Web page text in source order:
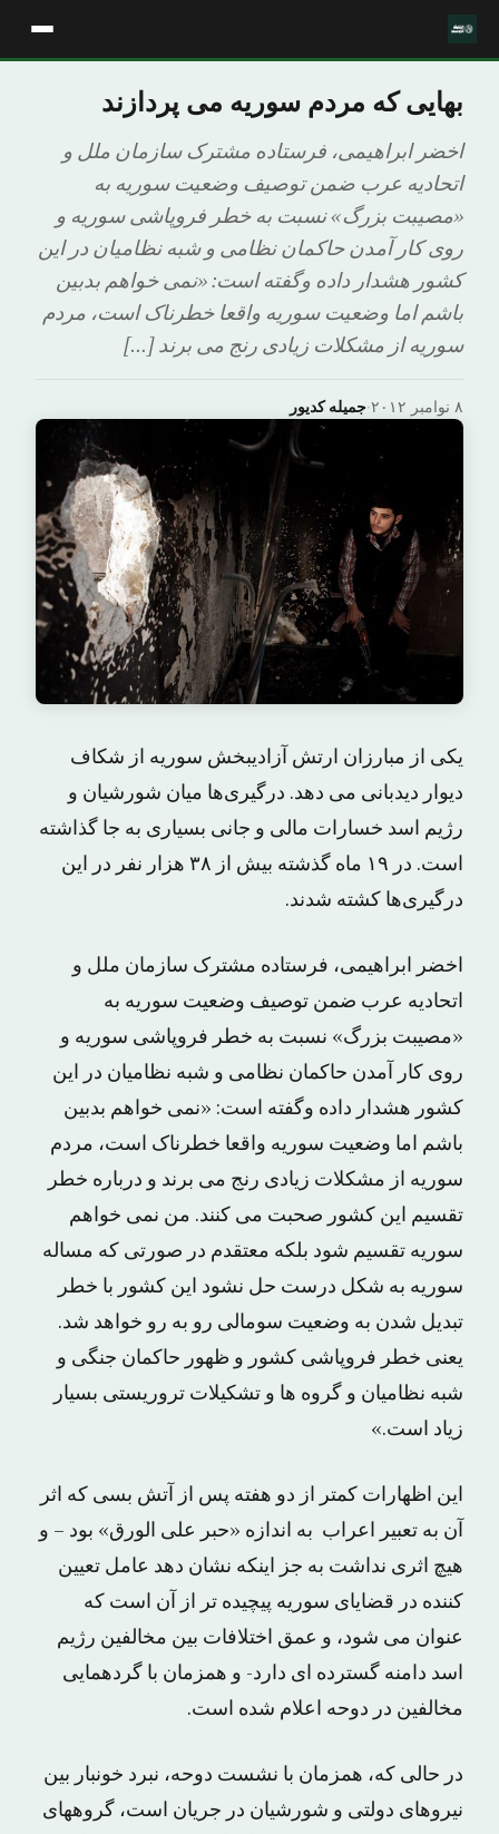
بهایی که مردم سوریه می پردازند
اخضر ابراهیمی، فرستاده مشترک سازمان ملل و
اتحادیه عرب ضمن توصیف وضعیت سوریه به
«مصیبت بزرگ» نسبت به خطر فروپاشی سوریه و
روی کار آمدن حاکمان نظامی و شبه نظامیان در این
کشور هشدار داده وگفته است: «نمی خواهم بدبین
باشم اما وضعیت سوریه واقعا خطرناک است، مردم
سوریه از مشکلات زیادی رنج می برند […]
جمیله کدیور· ۸ نوامبر ۲۰۱۲
یکی از مبارزان ارتش آزادیبخش سوریه از شکاف
دیوار دیدبانی می دهد. درگیری‌ها میان شورشیان و
رژیم اسد خسارات مالی و جانی بسیاری به جا گذاشته
است. در ۱۹ ماه گذشته بیش از ۳۸ هزار نفر در این
درگیری‌ها کشته شدند.
اخضر ابراهیمی، فرستاده مشترک سازمان ملل و
اتحادیه عرب ضمن توصیف وضعیت سوریه به
«مصیبت بزرگ» نسبت به خطر فروپاشی سوریه و
روی کار آمدن حاکمان نظامی و شبه نظامیان در این
کشور هشدار داده وگفته است: «نمی خواهم بدبین
باشم اما وضعیت سوریه واقعا خطرناک است، مردم
سوریه از مشکلات زیادی رنج می برند و درباره خطر
تقسیم این کشور صحبت می کنند. من نمی خواهم
سوریه تقسیم شود بلکه معتقدم در صورتی که مساله
سوریه به شکل درست حل نشود این کشور با خطر
تبدیل شدن به وضعیت سومالی رو به رو خواهد شد.
یعنی خطر فروپاشی کشور و ظهور حاکمان جنگی و
شبه نظامیان و گروه ها و تشکیلات تروریستی بسیار
زیاد است.»
این اظهارات کمتر از دو هفته پس از آتش بسی که اثر
آن به تعبیر اعراب به اندازه «حبر علی الورق» بود – و
هیچ اثری نداشت به جز اینکه نشان دهد عامل تعیین
کننده در قضایای سوریه پیچیده تر از آن است که
عنوان می شود، و عمق اختلافات بین مخالفین رژیم
اسد دامنه گسترده ای دارد- و همزمان با گردهمایی
مخالفین در دوحه اعلام شده است.
در حالی که، همزمان با نشست دوحه، نبرد خونبار بین
نیروهای دولتی و شورشیان در جریان است، گروههای